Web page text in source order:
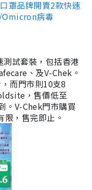
罩品牌開賣2款快速
病毒
試套裝，包括香港
、及V-Chek。
而門市則10支8
，售價低至
。V-Chek門市購買
，售完即止。